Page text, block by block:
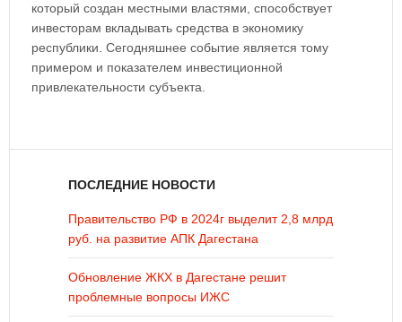
который создан местными властями, способствует
инвесторам вкладывать средства в экономику
республики. Сегодняшнее событие является тому
примером и показателем инвестиционной
привлекательности субъекта.
ПОСЛЕДНИЕ НОВОСТИ
Правительство РФ в 2024г выделит 2,8 млрд
руб. на развитие АПК Дагестана
Обновление ЖКХ в Дагестане решит
проблемные вопросы ИЖС